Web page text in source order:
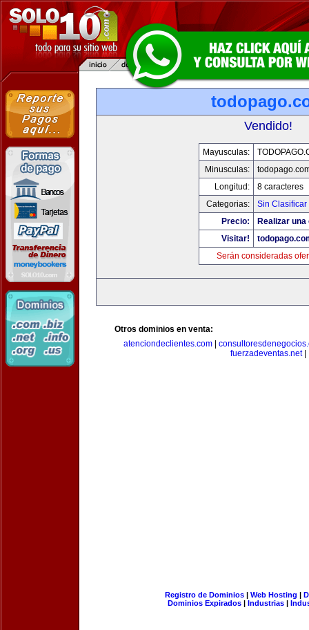
Vendido!
Mayusculas:
Minusculas:
Longitud:
8 caracteres
Categorias:
Sin Clasificar
Precio:
Realizar
Visitar!
Serán consideradas
Otros dominios en venta:
atenciondeclientes.com
fuerzadeventas.net|
Registro de Dominios| Web Hosting |
Dominios Expirados | Industrias |